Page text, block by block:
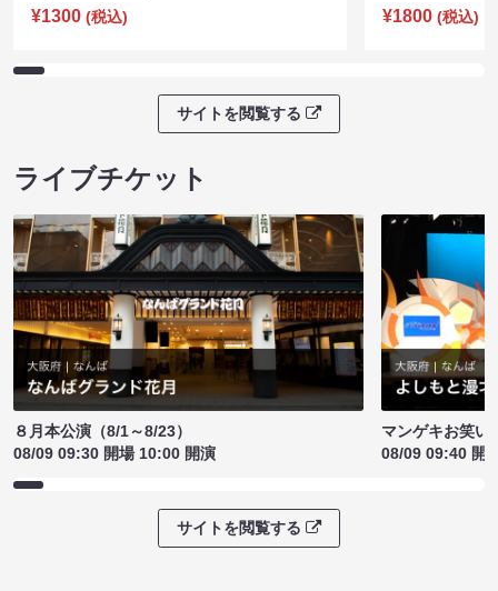
¥1300 (税込)
¥1800 (税込)
サイトを閲覧する
ライブチケット
８月本公演（8/1～8/23）
08/09 09:30 開場 10:00 開演
マンゲキお笑い
08/09 09:40 開
サイトを閲覧する